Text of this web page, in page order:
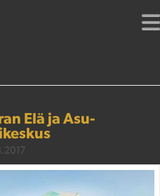
Elä ja Asu-